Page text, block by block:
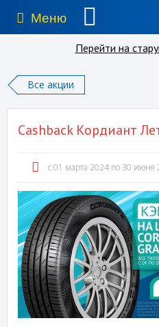
Меню
Перейти на
Все акции
Cashback Кордиант
c 01 марта 2024 по 30 июня